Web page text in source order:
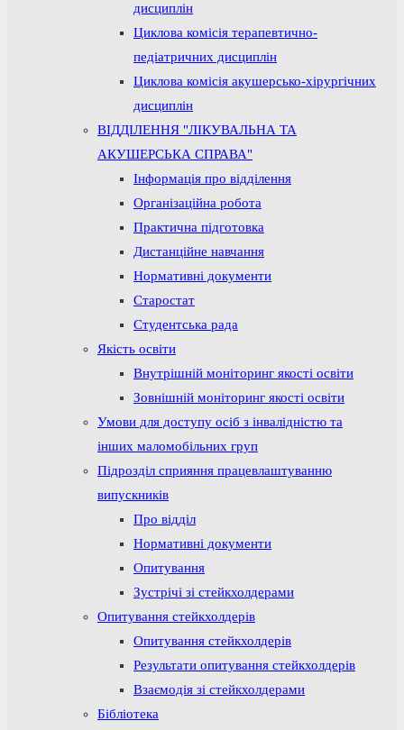
дисциплін
Циклова комісія терапевтично-
педіатричних дисциплін
Циклова комісія акушерсько-хірургічних
дисциплін
ВІДДІЛЕННЯ "ЛІКУВАЛЬНА ТА
АКУШЕРСЬКА СПРАВА"
Інформація про відділення
Організаційна робота
Практична підготовка
Дистанційне навчання
Нормативні документи
Старостат
Студентська рада
Якість освіти
Внутрішній моніторинг якості освіти
Зовнішній моніторинг якості освіти
Умови для доступу осіб з інвалідністю та
інших маломобільних груп
Підрозділ сприяння працевлаштуванню
випускників
Про відділ
Нормативні документи
Опитування
Зустрічі зі стейкхолдерами
Опитування стейкхолдерів
Опитування стейкхолдерів
Результати опитування стейкхолдерів
Взаємодія зі стейкхолдерами
Бібліотека